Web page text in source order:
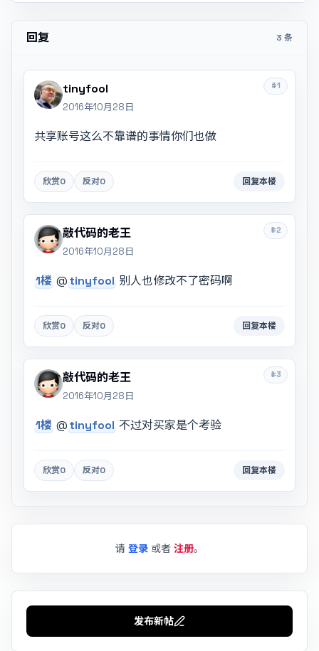
回复 3 条
#1
tinyfool
2016年10月28日
共享账号这么不靠谱的事情你们也做
欣赏0 反对0 回复本楼
#2
敲代码的老王
2016年10月28日
1楼 @tinyfool 别人也修改不了密码啊
欣赏0 反对0 回复本楼
#3
敲代码的老王
2016年10月28日
1楼 @tinyfool 不过对买家是个考验
欣赏0 反对0 回复本楼
请 登录 或者 注册。
发布新帖